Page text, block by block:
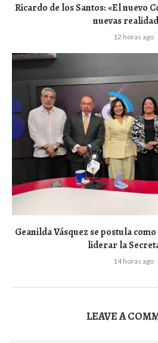
Ricardo de los Santos: «El nuevo
nuevas
12 horas ago
Geanilda Vásquez se postula
liderar la
14 horas ago
LEAVE A